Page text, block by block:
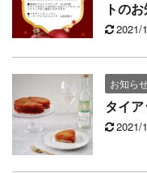
トの
2021/
お知ら
タイ
2021/